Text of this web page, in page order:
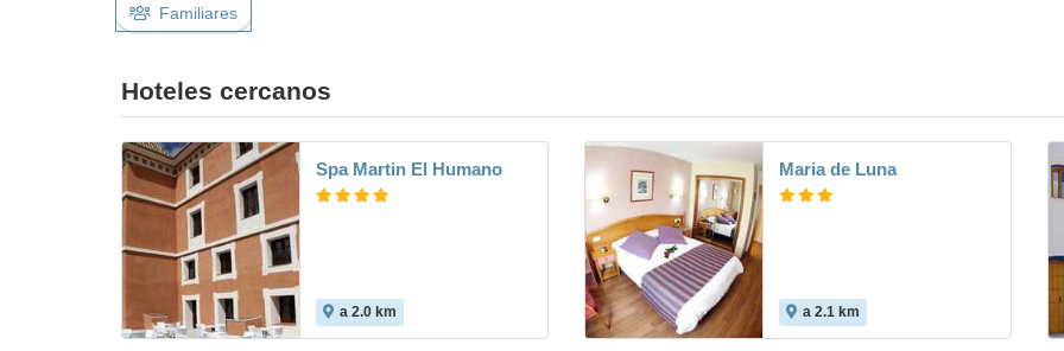
Familiares
Hoteles cercanos
Spa Martin El Humano
a 2.0 km
Maria de Luna
a 2.1 km